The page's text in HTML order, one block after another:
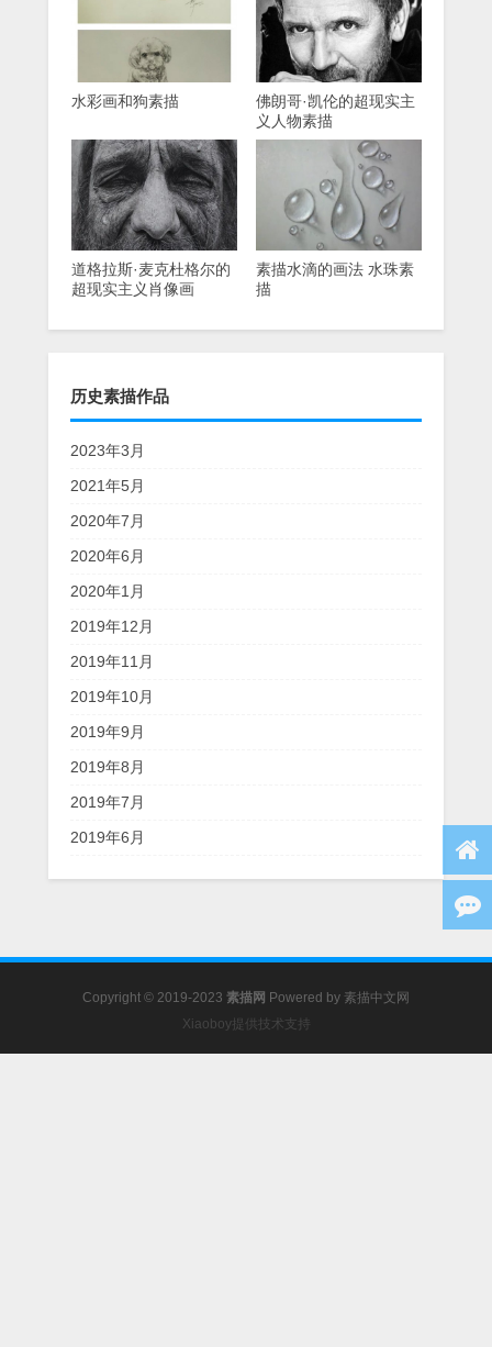
水彩画和狗素描
佛朗哥·凯伦的超现实主
义人物素描
道格拉斯·麦克杜格尔的
超现实主义肖像画
素描水滴的画法 水珠素
描
历史素描作品
2023年3月
2021年5月
2020年7月
2020年6月
2020年1月
2019年12月
2019年11月
2019年10月
2019年9月
2019年8月
2019年7月
2019年6月
Copyright © 2019-2023 素描网 Powered by 素描中文网
Xiaoboy提供技术支持